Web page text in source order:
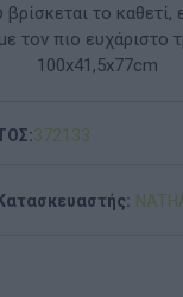
το καθετί,
τον πιο ευχάριστο
100x41,5x77cm
372133
Κατασκευαστής: